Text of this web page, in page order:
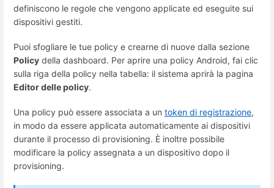
definiscono le regole che vengono applicate ed eseguite sui
dispositivi gestiti.
Puoi sfogliare le tue policy e crearne di nuove dalla sezione
Policy della dashboard. Per aprire una policy Android, fai clic
sulla riga della policy nella tabella: il sistema aprirà la pagina
Editor delle policy.
Una policy può essere associata a un token di registrazione,
in modo da essere applicata automaticamente ai dispositivi
durante il processo di provisioning. È inoltre possibile
modificare la policy assegnata a un dispositivo dopo il
provisioning.